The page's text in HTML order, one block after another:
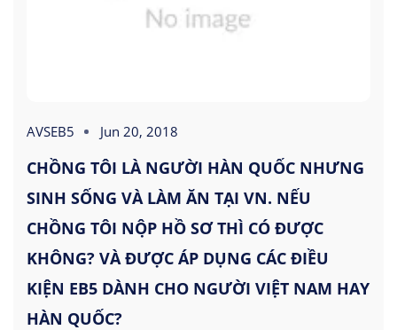
AVSEB5 Jun 20, 2018
CHỒNG TÔI LÀ NGƯỜI HÀN QUỐC NHƯNG
SINH SỐNG VÀ LÀM ĂN TẠI VN. NẾU
CHỒNG TÔI NỘP HỒ SƠ THÌ CÓ ĐƯỢC
KHÔNG? VÀ ĐƯỢC ÁP DỤNG CÁC ĐIỀU
KIỆN EB5 DÀNH CHO NGƯỜI VIỆT NAM HAY
HÀN QUỐC?